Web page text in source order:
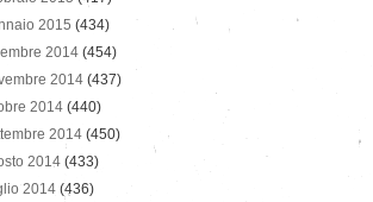
2015 (434)
2014 (454)
2014 (437)
2014 (440)
2014 (450)
2014 (433)
2014 (436)